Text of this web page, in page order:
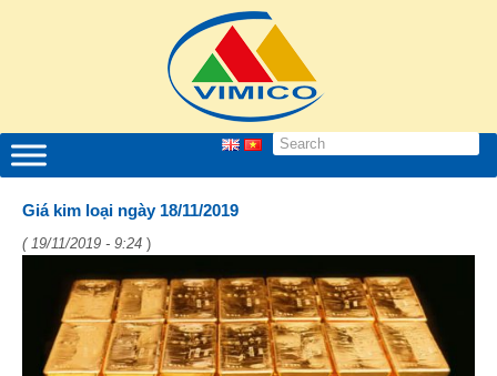
Giá kim loại ngày 18/11/2019
( 19/11/2019 - 9:24 )